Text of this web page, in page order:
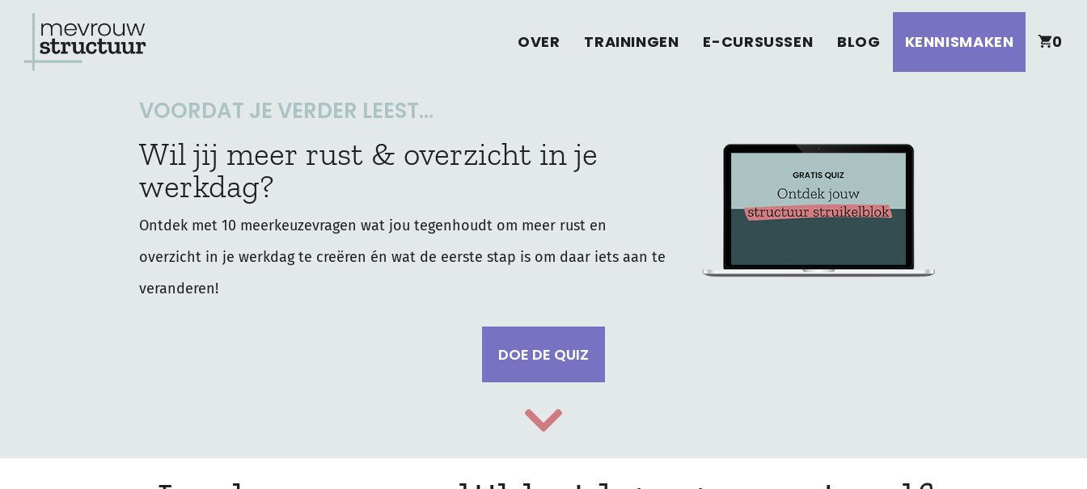
OVER TRAININGEN E-CURSUSSEN BLOG KENNISMAKEN 0
VOORDAT JE VERDER LEEST...
Wil jij meer rust & overzicht in je
werkdag?
Ontdek met 10 meerkeuzevragen wat jou tegenhoudt om meer rust en
overzicht in je werkdag te creëren én wat de eerste stap is om daar iets aan te
veranderen!
DOE DE QUIZ